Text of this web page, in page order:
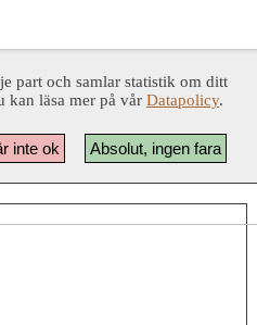
part och samlar statistik om ditt
kan läsa mer på vår Datapolicy.
Absolut, ingen fara
inte ok